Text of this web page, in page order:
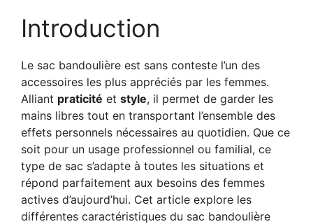
Introduction
Le sac bandoulière est sans conteste l’un des
accessoires les plus appréciés par les femmes.
Alliant praticité et style, il permet de garder les
mains libres tout en transportant l’ensemble des
effets personnels nécessaires au quotidien. Que ce
soit pour un usage professionnel ou familial, ce
type de sac s’adapte à toutes les situations et
répond parfaitement aux besoins des femmes
actives d’aujourd’hui. Cet article explore les
différentes caractéristiques du sac bandoulière